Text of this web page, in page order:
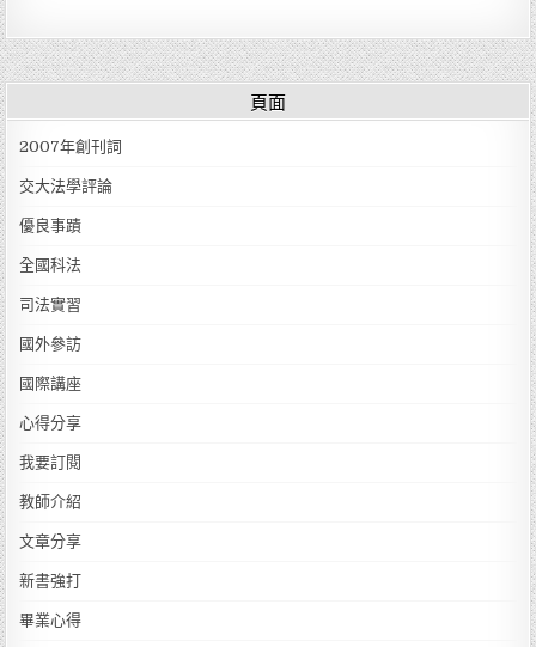
頁面
2007年創刊詞
交大法學評論
優良事蹟
全國科法
司法實習
國外參訪
國際講座
心得分享
我要訂閱
教師介紹
文章分享
新書強打
畢業心得